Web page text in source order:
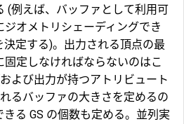
(例えば、バッファとして利用可
オメトリシェーディングでき
定する)。出力される頂点の最
定しなければならないのはこ
よび出力が持つアトリビュート
るバッファの大きさを定めるの
る GS の個数も定める。並列実